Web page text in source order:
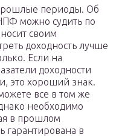
периоды. Об
можно судить по
своим
доходность лучше
Если на
доходности
это хороший знак.
все в том же
необходимо
в прошлом
гарантирована в